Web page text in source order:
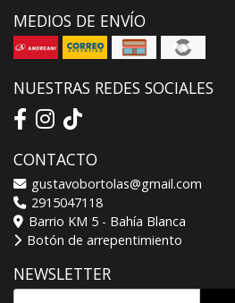
MEDIOS DE ENVÍO
NUESTRAS REDES SOCIALES
CONTACTO
gustavobortolas@gmail.com
2915047118
Barrio KM 5 - Bahía Blanca
Botón de arrepentimiento
NEWSLETTER